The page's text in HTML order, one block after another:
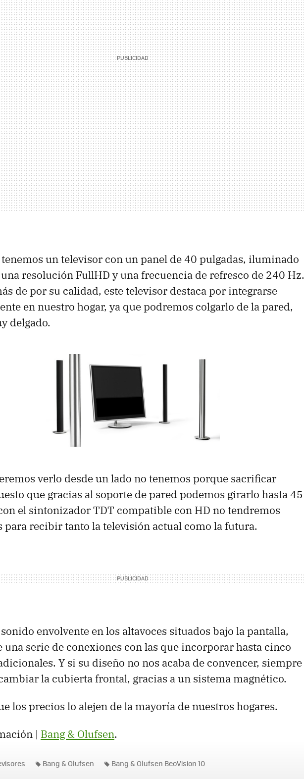
un televisor con un panel de 40 pulgadas, iluminado
una resolución FullHD y una frecuencia de refresco de 240 Hz.
de por su calidad, este televisor destaca por integrarse
en nuestro hogar, ya que podremos colgarlo de la pared,
delgado.
verlo desde un lado no tenemos porque sacrificar
que gracias al soporte de pared podemos girarlo hasta 45
el sintonizador TDT compatible con HD no tendremos
para recibir tanto la televisión actual como la futura.
envolvente en los altavoces situados bajo la pantalla,
una serie de conexiones con las que incorporar hasta cinco
Y si su diseño no nos acaba de convencer, siempre
la cubierta frontal, gracias a un sistema magnético.
los precios lo alejen de la mayoría de nuestros hogares.
| Bang & Olufsen.
Bang & Olufsen Bang & Olufsen BeoVision 10